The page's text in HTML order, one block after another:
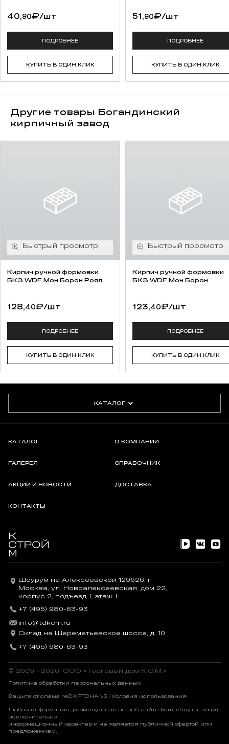
40,90₽/шт
ПОДРОБНЕЕ
КУПИТЬ В ОДИН КЛИК
51,90₽/шт
ПОДРОБНЕЕ
КУПИТЬ В ОДИН КЛИК
Другие товары Богандинский
кирпичный завод
Кирпич ручной формовки
БКЗ WDF Мон Борон Роял
128,40₽/шт
ПОДРОБНЕЕ
КУПИТЬ В ОДИН КЛИК
Кирпич ручной формовки
БКЗ WDF Мон Борон
123,40₽/шт
ПОДРОБНЕЕ
КУПИТЬ В ОДИН КЛИК
КАТАЛОГ
КАТАЛОГ О КОМПАНИИ
ГАЛЕРЕЯ СПРАВОЧНИК
АКЦИИ И НОВОСТИ ДОСТАВКА
КОНТАКТЫ
Шоурум на Алексеевской 129626, г.
Москва, ул. Новоалексеевская, дом 22,
корпус 2, подъезд 1, этаж 1
+7 (495) 980-63-93
info@tdkcm.ru
Склад на Шереметьевское шоссе, д. 10
+7 (495) 980-63-93
© 2009—2026, OOO «Торговый дом К.С.М.»
Политика обработки персональных данных
Защита от спама reCAPTCHA v3 | Условия использования.
Любая информация, размещенная на веб-сайте kcm-stroy.ru, носит
исключительно
информационный характер и не является публичной офертой или
предложением.